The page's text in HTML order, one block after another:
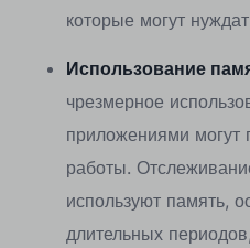
которые могут
Использование
чрезмерное
приложениями могут
работы.
используют память,
длительных